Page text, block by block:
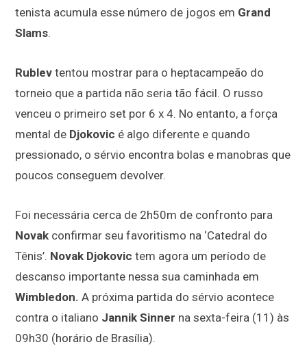
tenista acumula esse número de jogos em Grand
Slams.
Rublev tentou mostrar para o heptacampeão do
torneio que a partida não seria tão fácil. O russo
venceu o primeiro set por 6 x 4. No entanto, a força
mental de Djokovic é algo diferente e quando
pressionado, o sérvio encontra bolas e manobras que
poucos conseguem devolver.
Foi necessária cerca de 2h50m de confronto para
Novak confirmar seu favoritismo na ‘Catedral do
Tênis’. Novak Djokovic tem agora um período de
descanso importante nessa sua caminhada em
Wimbledon. A próxima partida do sérvio acontece
contra o italiano Jannik Sinner na sexta-feira (11) às
09h30 (horário de Brasília).